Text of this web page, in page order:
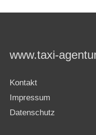
www.taxi-
Kontakt
Impressum
Datenschutz